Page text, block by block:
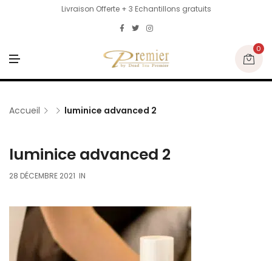
Livraison Offerte + 3 Echantillons gratuits
N
U
0
Accueil luminice advanced 2
luminice advanced 2
28 DÉCEMBRE 2021 IN